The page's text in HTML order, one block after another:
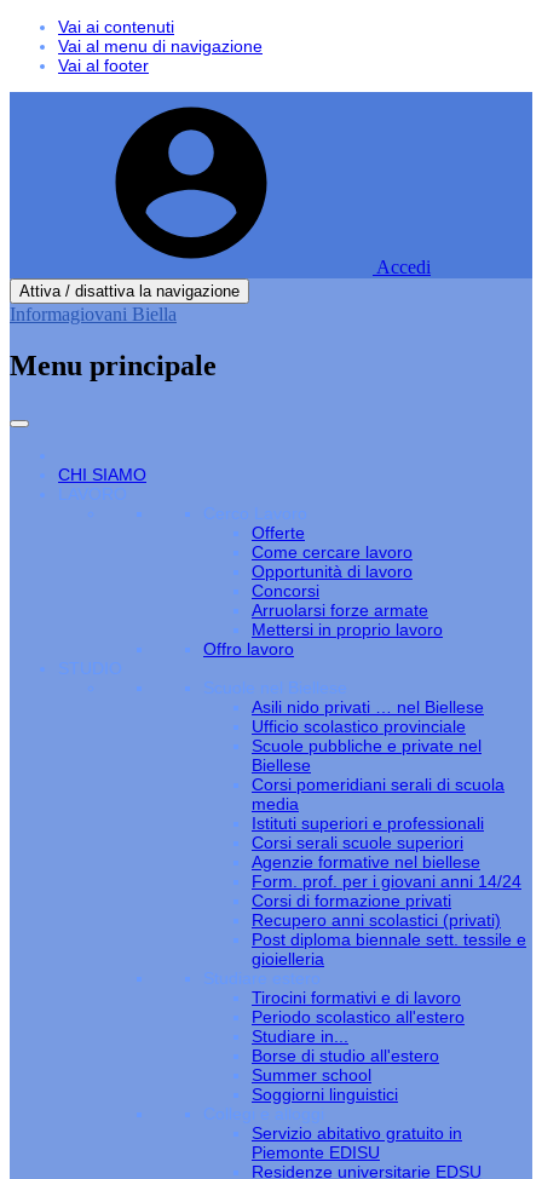
Vai ai contenuti
Vai al menu di navigazione
Vai al footer
Accedi
Attiva / disattiva la navigazione
Informagiovani Biella
Menu principale
CHI SIAMO
LAVORO
Cerco Lavoro
Offerte
Come cercare lavoro
Opportunità di lavoro
Concorsi
Arruolarsi forze armate
Mettersi in proprio lavoro
Offro lavoro
STUDIO
Scuole nel Biellese
Asili nido privati … nel Biellese
Ufficio scolastico provinciale
Scuole pubbliche e private nel
Biellese
Corsi pomeridiani serali di scuola
media
Istituti superiori e professionali
Corsi serali scuole superiori
Agenzie formative nel biellese
Form. prof. per i giovani anni 14/24
Corsi di formazione privati
Recupero anni scolastici (privati)
Post diploma biennale sett. tessile e
gioielleria
Studiare estero
Tirocini formativi e di lavoro
Periodo scolastico all'estero
Studiare in...
Borse di studio all'estero
Summer school
Soggiorni linguistici
Collegi e alloggi
Servizio abitativo gratuito in
Piemonte EDISU
Residenze universitarie EDSU